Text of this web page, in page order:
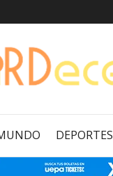
DEPORTES